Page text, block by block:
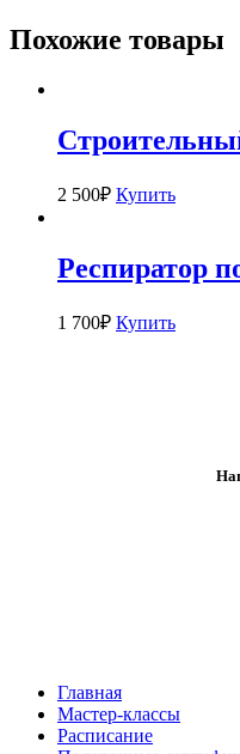
Похожие товары
2 500₽ Купить
Респиратор
1 700₽ Купить
Главная
Мастер-классы
Расписание